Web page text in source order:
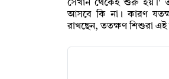
সেখান থেকেই শুরু হয়।'
আসবে কি না। কারণ
রাখছেন, ততক্ষণ শিশুরা এই